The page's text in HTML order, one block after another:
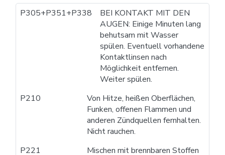
P305+P351+P338
BEI KONTAKT MIT DEN
AUGEN: Einige Minuten lang
behutsam mit Wasser
spülen. Eventuell vorhandene
Kontaktlinsen nach
Möglichkeit entfernen.
Weiter spülen.
P210
Von Hitze, heißen Oberflächen,
Funken, offenen Flammen und
anderen Zündquellen fernhalten.
Nicht rauchen.
P221
Mischen mit brennbaren Stoffen